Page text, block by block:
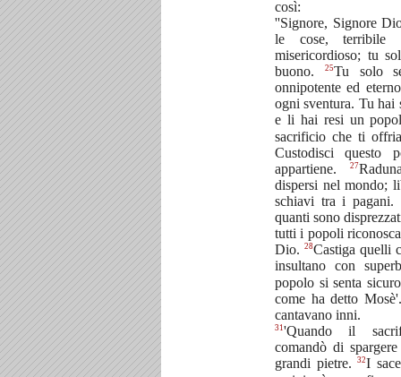
così:
''Signore, Signore
le cose,
misericordioso; tu
buono.
25Tu solo
onnipotente ed
ogni sventura. Tu hai
e li hai resi un
sacrificio che ti
Custodisci questo
appartiene.27
dispersi nel mondo;
schiavi tra i pagani.
quanti sono
tutti i popoli
Dio.28Castiga quelli
insultano con
popolo si senta
come ha detto
cantavano inni.
31 'Quando il
comandò di
grandi pietre.32I